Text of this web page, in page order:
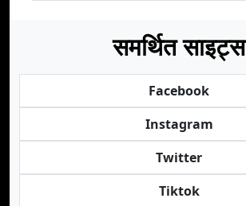
समर्थित साइट्स
Facebook
Instagram
Twitter
Tiktok